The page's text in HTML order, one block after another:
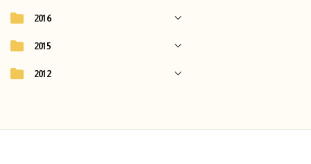
2016
2015
2012